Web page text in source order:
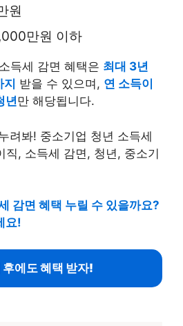
원
만원 이하
득세 감면 혜택은 최대 3년
받을 수 있으며, 연 소득이
년만 해당됩니다.
감면 혜택 누릴 수 있을까요?
요!
후에도 혜택 받자!